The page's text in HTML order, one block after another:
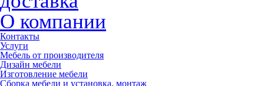
О компании
Контакты
Услуги
Мебель от производителя
Дизайн мебели
Изготовление мебели
Сборка мебели и установка, монтаж